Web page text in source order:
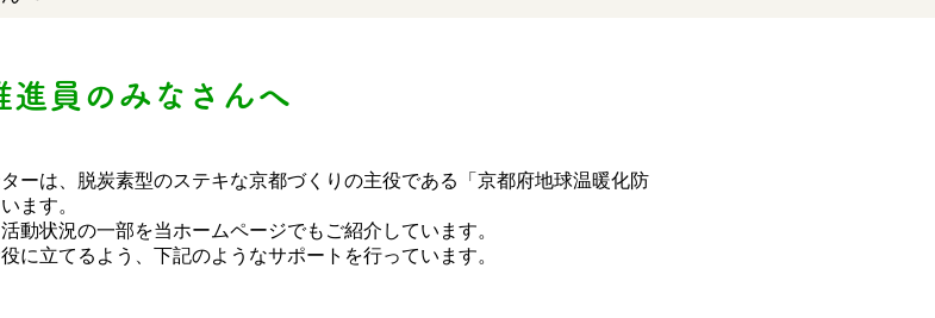
進員のみなさんへ
ーは、脱炭素型のステキな京都づくりの主役である「京都府地球温暖化防
ます。
動状況の一部を当ホームページでもご紹介しています。
に立てるよう、下記のようなサポートを行っています。